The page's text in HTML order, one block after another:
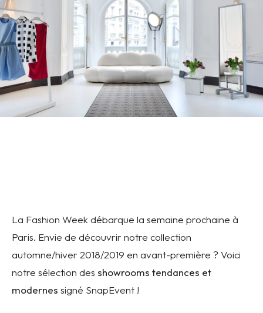
La Fashion Week débarque la semaine prochaine à
Paris. Envie de découvrir notre collection
automne/hiver 2018/2019 en avant-première ? Voici
notre sélection des showrooms tendances et
modernes signé SnapEvent !